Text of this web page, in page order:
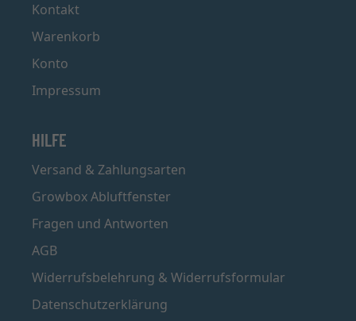
Kontakt
Warenkorb
Konto
Impressum
HILFE
Versand & Zahlungsarten
Growbox Abluftfenster
Fragen und Antworten
AGB
Widerrufsbelehrung & Widerrufsformular
Datenschutzerklärung